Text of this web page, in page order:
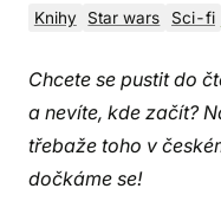
Knihy Star wars Sci-fi
Chcete se pustit do
a nevíte, kde začít?
třebaže toho v
dočkáme se!